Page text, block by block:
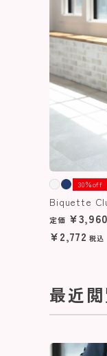
30％off
Biquette
定価 ¥3,960
¥2,772 税込
最近